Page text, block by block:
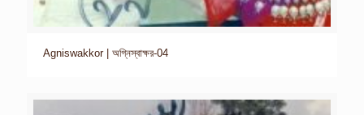
Agniswakkor | অগ্নিস্বাক্ষর-04